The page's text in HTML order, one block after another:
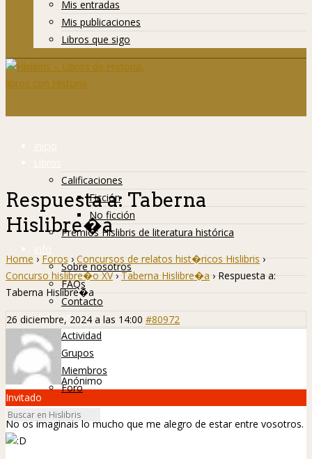
Mis entradas
Mis publicaciones
Libros que sigo
Inicio
Libros
Calificaciones
Ficción
No ficción
Premios Hislibris de literatura histórica
Info
Sobre nosotros
FAQs
Contacto
Hislibreños
Actividad
Grupos
Miembros
Foro
Respuesta a: Taberna
Hislibre�a
Home › Foros › Concursos de relatos hist�ricos Hislibris ›
Concurso hislibre�o XV › Taberna Hislibre�a › Respuesta a:
Taberna Hislibre�a
26 diciembre, 2024 a las 14:00 #80972
Anónimo
Invitado
No os imaginais lo mucho que me alegro de estar entre vosotros.